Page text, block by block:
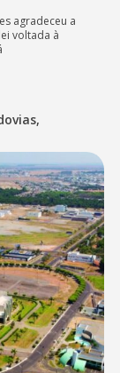
agradeceu a
voltada à